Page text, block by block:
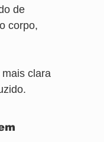
de
corpo,
clara